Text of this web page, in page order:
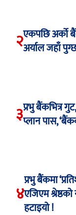
२एकपछि अर्को
अर्याल जहाँ
३प्रभु बैंकभित्र
प्लान पास,
४
प्रभु बैंकमा
एजिएम
हटाइयो !